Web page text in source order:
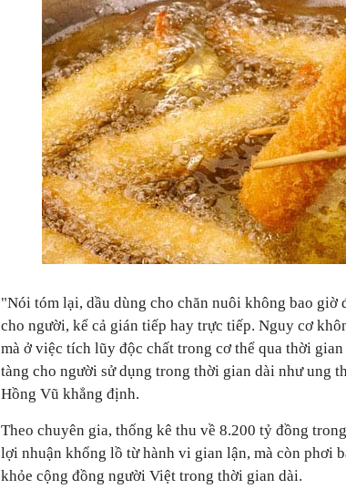
"Nói tóm lại, dầu dùng cho chăn nuôi không bao giờ
cho người, kể cả gián tiếp hay trực tiếp. Nguy cơ
mà ở việc tích lũy độc chất trong cơ thể qua thời
tàng cho người sử dụng trong thời gian dài như ung
Hồng Vũ khẳng định.
Theo chuyên gia, thống kê thu về 8.200 tỷ đồng
lợi nhuận khổng lồ từ hành vi gian lận, mà còn phơi
khỏe cộng đồng người Việt trong thời gian dài.